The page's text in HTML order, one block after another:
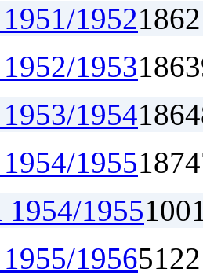
19521862
19531863
19541864
19551874
1954/1955100
19565122